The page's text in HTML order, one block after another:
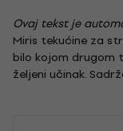
Ovaj tekst je
Miris tekućine za
bilo kojom drugom
željeni učinak.